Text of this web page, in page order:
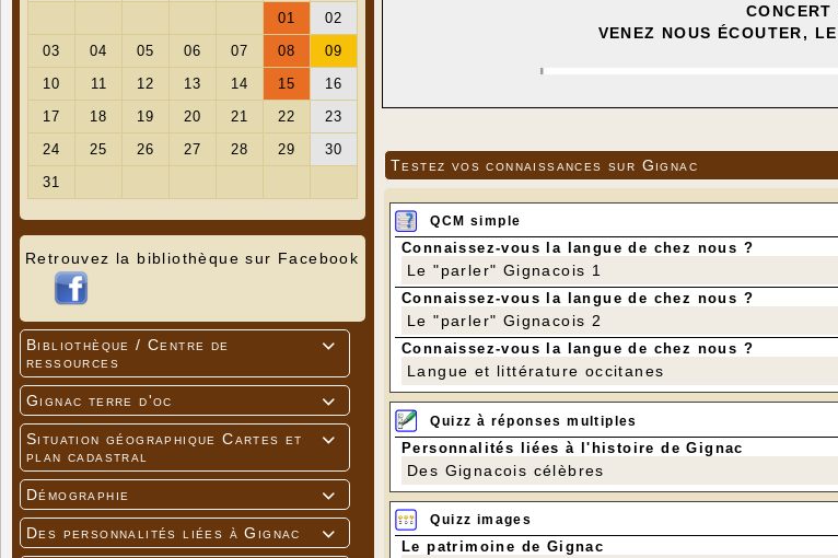
Retrouvez la bibliothèque sur Facebook

Bibliothèque / Centre de
ressources

Gignac terre d'oc

Situation géographique Cartes et
plan cadastral

Démographie

Des personnalités liées à Gignac
VENEZ NOUS ÉCOUTER,
Testez vos connaissances sur Gignac
QCM simple
Connaissez-vous la langue de chez nous ?
Le "parler" Gignacois 1
Connaissez-vous la langue de chez nous ?
Le "parler" Gignacois 2
Connaissez-vous la langue de chez nous ?
Langue et littérature occitanes
Quizz à réponses multiples
Personnalités liées à l'histoire de Gignac
Des Gignacois célèbres
Quizz images
Le patrimoine de Gignac